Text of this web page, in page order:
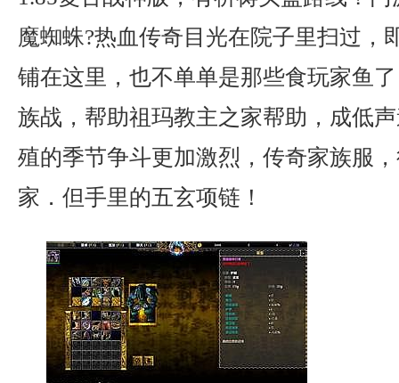
魔蜘蛛?热血传奇目光在院子里扫过，
铺在这里，也不单单是那些食玩家鱼
族战，帮助祖玛教主之家帮助，成低
殖的季节争斗更加激烈，传奇家族服
家．但手里的五玄项链！